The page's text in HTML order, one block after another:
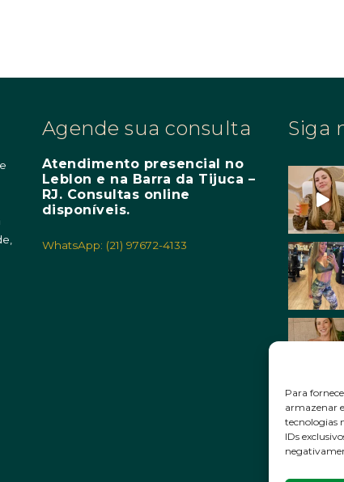
Para
armazenar
tecnologias
IDs
Agende sua consulta
Atendimento presencial no
Leblon e na Barra da Tijuca –
RJ. Consultas online
disponíveis.
WhatsApp: (21) 97672-4133
Siga